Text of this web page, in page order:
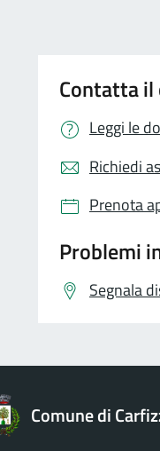
Contatta il
Leggi le
Richiedi
Prenota
Problemi
Segnala
Comune di